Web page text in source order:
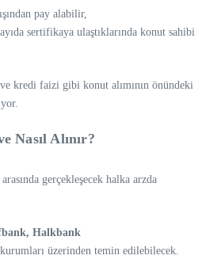
pay alabilir,
sertifikaya ulaştıklarında konut sahibi
kredi faizi gibi konut alımının önündeki
Nasıl Alınır?
gerçekleşecek halka arzda
Halkbank
üzerinden temin edilebilecek.